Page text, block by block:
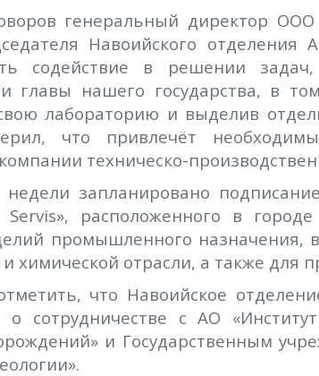
генеральный директор ООО
Навоийского отделения
содействие в решении
главы нашего государства, в
лабораторию и выделив
что привлечёт
техническо-
запланировано
Servis», расположенного в
промышленного назначения,
химической отрасли, а также для
что Навоийское
о сотрудничестве с АО
и Государственным